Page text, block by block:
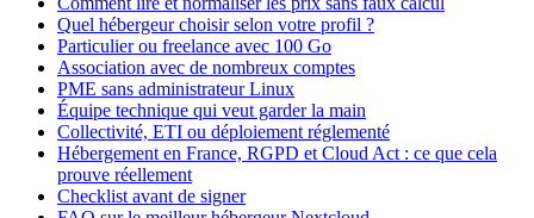
Quel hébergeur choisir selon votre profil ?
Particulier ou freelance avec 100 Go
Association avec de nombreux comptes
PME sans administrateur Linux
Équipe technique qui veut garder la main
Collectivité, ETI ou déploiement réglementé
Hébergement en France, RGPD et Cloud Act : ce que cela
prouve réellement
Checklist avant de signer